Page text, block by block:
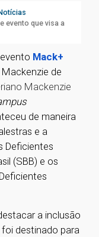
evento que visa a
Mack+
de
Mackenzie
de maneira
e a
Deficientes
(SBB) e os
a inclusão
destinado para